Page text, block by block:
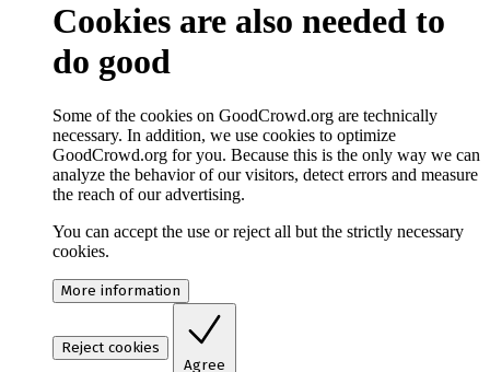
Cookies are also needed to
do good
Some of the cookies on GoodCrowd.org are technically
necessary. In addition, we use cookies to optimize
GoodCrowd.org for you. Because this is the only way we can
analyze the behavior of our visitors, detect errors and measure
the reach of our advertising.
You can accept the use or reject all but the strictly necessary
cookies.
More information
Reject cookies
Agree